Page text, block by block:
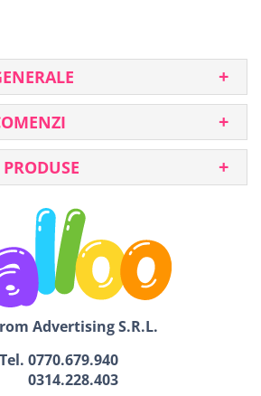
Advertising S.R.L.
Tel. 0770.679.940
0314.228.403